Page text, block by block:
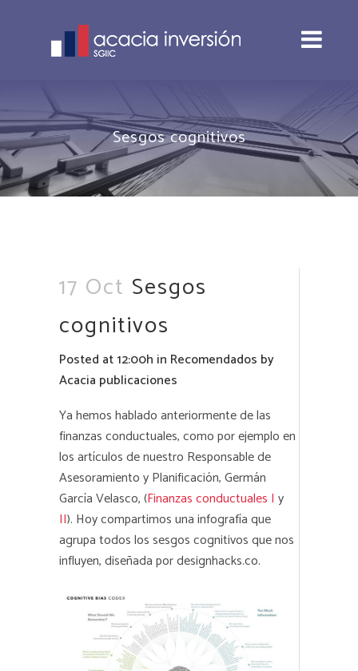
Sesgos cognitivos
17 Oct Sesgos
cognitivos
Posted at 12:00h in Recomendados by
Acacia publicaciones
Ya hemos hablado anteriormente de las
finanzas conductuales, como por ejemplo en
los artículos de nuestro Responsable de
Asesoramiento y Planificación, Germán
García Velasco, (Finanzas conductuales I y
II). Hoy compartimos una infografía que
agrupa todos los sesgos cognitivos que nos
influyen, diseñada pordesignhacks.co.